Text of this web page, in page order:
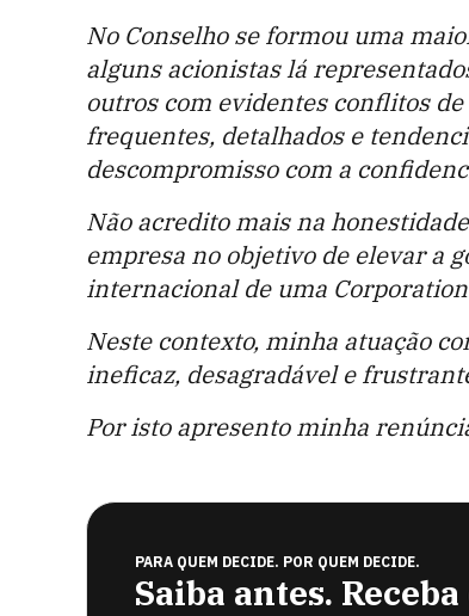
No Conselho se formou uma
alguns acionistas lá
outros com evidentes conflitos
frequentes, detalhados e
descompromisso com a
Não acredito mais na
empresa no objetivo de elevar a
internacional de uma
Neste contexto, minha atuação
ineficaz, desagradável e
Por isto apresento minha
PARA QUEM DECIDE. POR QUEM DECIDE.
Saiba antes.